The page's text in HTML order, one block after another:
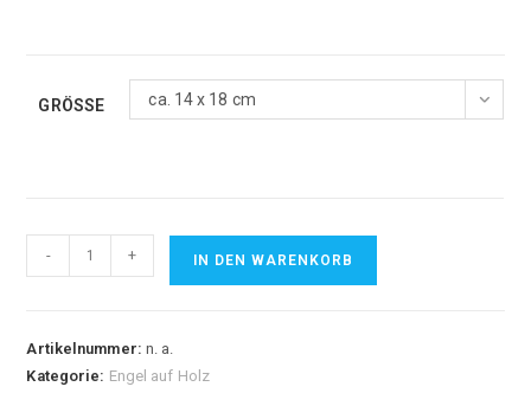
GRÖSSE ca. 14 x 18 cm
Erzengel
Raphael
Menge
- + IN DEN WARENKORB
Artikelnummer: n. a.
Kategorie: Engel auf Holz